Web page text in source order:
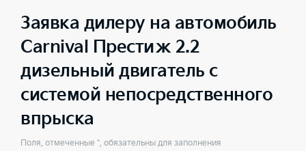
Заявка дилеру на автомобиль
Carnival Престиж 2.2
дизельный двигатель с
системой непосредственного
впрыска
Поля, отмеченные *, обязательны для заполнения